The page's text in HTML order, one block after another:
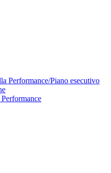
Performance/Piano esecutivo